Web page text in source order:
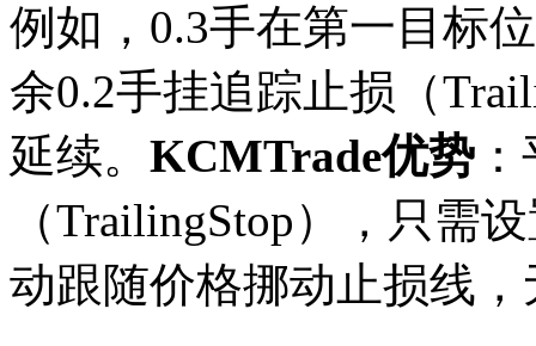
例如，0.3手在第一目标
余0.2手挂追踪止损（
延续。 KCMTrade优势
（TrailingStop），只需
动跟随价格挪动止损线